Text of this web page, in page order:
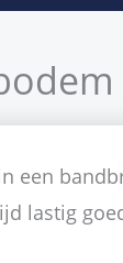
een
lastig